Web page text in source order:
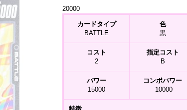
20000
カードタイプ
BATTLE
色
黒
コスト
2
指定コスト
B
パワー
15000
コンボパワー
10000